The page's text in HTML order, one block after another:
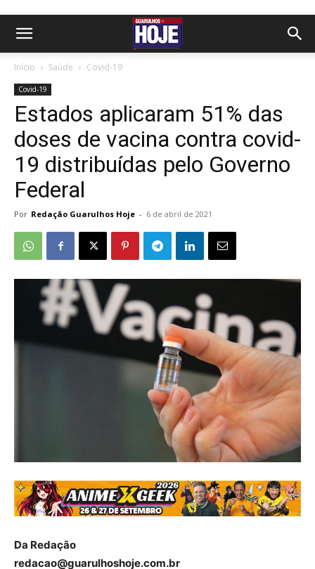
Início Saúde Covid-19
Covid-19
Estados aplicaram 51% das
doses de vacina contra covid-
19 distribuídas pelo Governo
Federal
Por Redação Guarulhos Hoje - 6 de abril de 2021
Da Redação
redacao@guarulhoshoje.com.br